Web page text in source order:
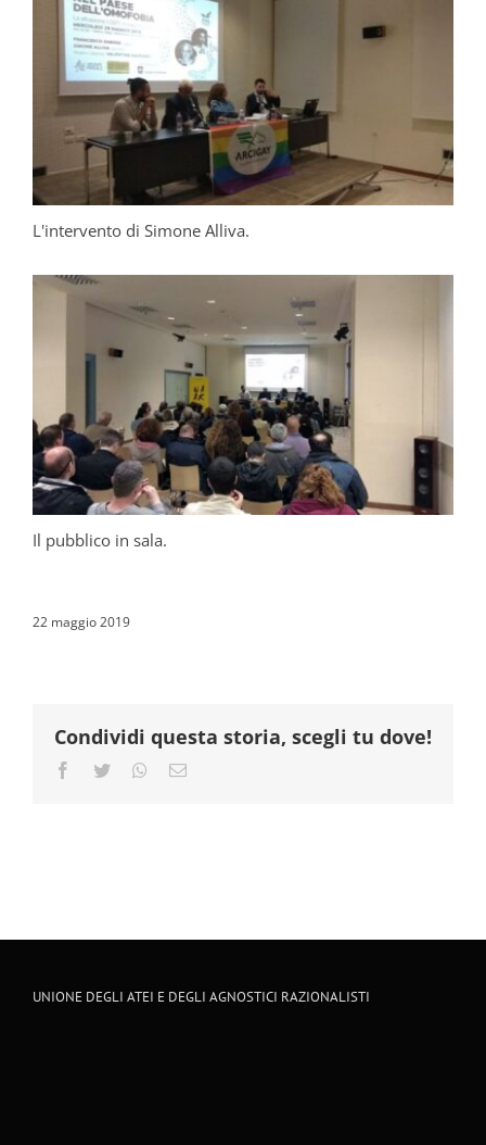
L'intervento di Simone Alliva.
Il pubblico in sala.
22 maggio 2019
Condividi questa storia, scegli tu dove!
Facebook
Twitter Whatsapp
Email
UNIONE DEGLI ATEI E DEGLI AGNOSTICI RAZIONALISTI